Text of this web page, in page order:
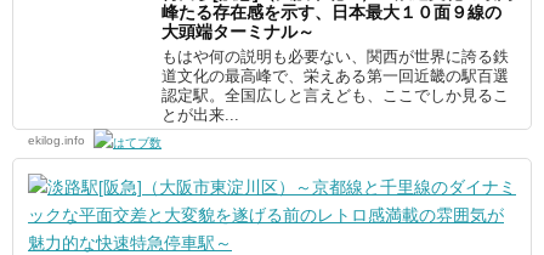
峰たる存在感を示す、日本最大１０面９線の
大頭端ターミナル～
もはや何の説明も必要ない、関西が世界に誇る鉄
道文化の最高峰で、栄えある第一回近畿の駅百選
認定駅。全国広しと言えども、ここでしか見るこ
とが出来...
ekilog.info